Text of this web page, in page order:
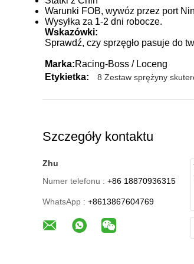
Warunki FOB, wywóz przez port
Wysyłka za 1-2 dni robocze.
Wskazówki:
Sprawdź, czy sprzęgło pasuje do
Marka:Racing-Boss / Loceng
Etykietka:
8 Zestaw sprężyny
Szczegóły kontaktu
Zhu
Numer telefonu : +86 18870936315
WhatsApp : +8613867604769